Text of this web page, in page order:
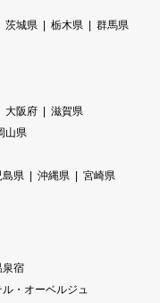
茨城県 栃木県
群馬県
大阪府
滋賀県
山県
島県 沖縄県
宮崎県
泉宿
・オーベルジュ